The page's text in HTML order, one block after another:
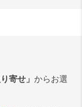
ご了承いただけ
寄せ」 からお選